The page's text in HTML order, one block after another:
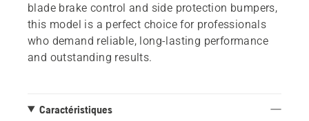
blade brake control and side protection bumpers,
this model is a perfect choice for professionals
who demand reliable, long-lasting performance
and outstanding results.
Caractéristiques